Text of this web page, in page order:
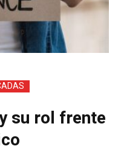
su rol frente